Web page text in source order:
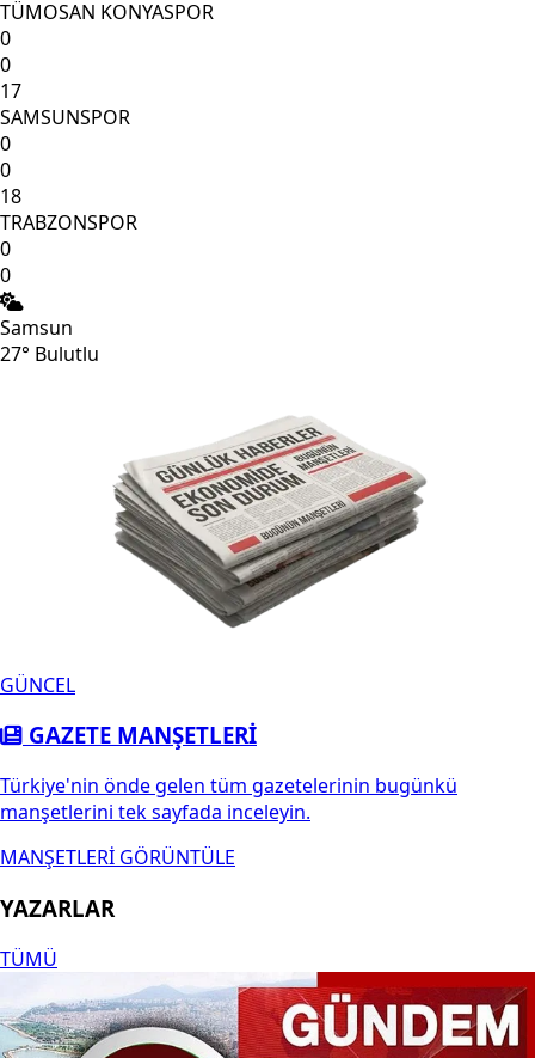
TÜMOSAN KONYASPOR
0
0
17
SAMSUNSPOR
0
0
18
TRABZONSPOR
0
0
Samsun
27° Bulutlu
GÜNCEL
GAZETE MANŞETLERİ
Türkiye'nin önde gelen tüm gazetelerinin bugünkü
manşetlerini tek sayfada inceleyin.
MANŞETLERİ GÖRÜNTÜLE
YAZARLAR
TÜMÜ